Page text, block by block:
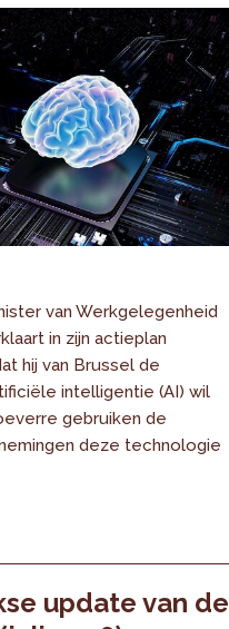
van Werkgelegenheid
in zijn actieplan
hij van Brussel de
intelligentie (AI) wil
gebruiken de
deze technologie
update van de